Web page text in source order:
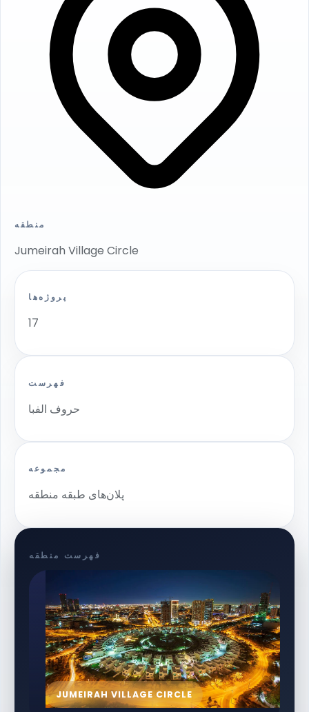
منطقه
Jumeirah Village Circle
پروژه‌ها
17
فهرست
حروف الفبا
مجموعه
پلان‌های طبقه منطقه
فهرست منطقه
JUMEIRAH VILLAGE CIRCLE